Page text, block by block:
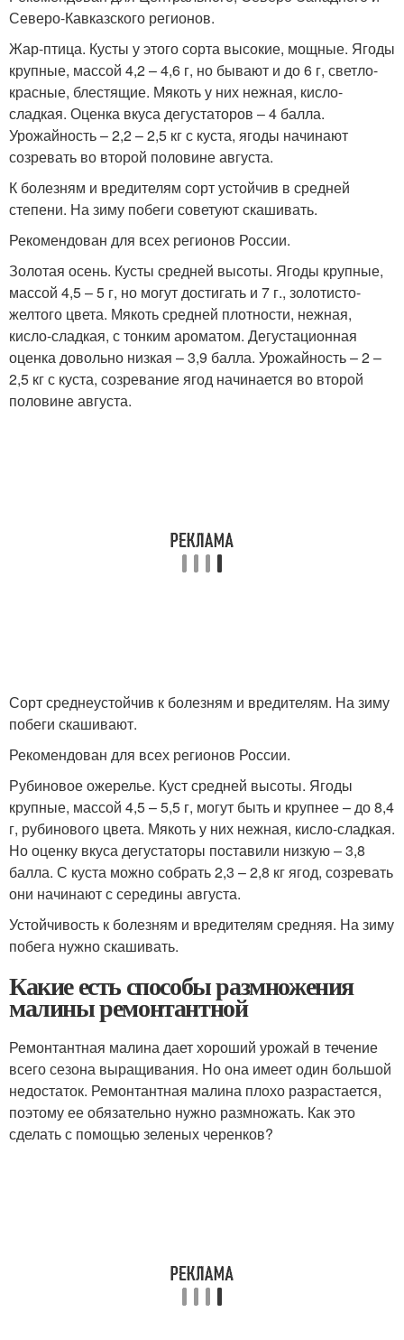
Северо-Кавказского регионов.
Жар-птица. Кусты у этого сорта высокие, мощные. Ягоды
крупные, массой 4,2 – 4,6 г, но бывают и до 6 г, светло-
красные, блестящие. Мякоть у них нежная, кисло-
сладкая. Оценка вкуса дегустаторов – 4 балла.
Урожайность – 2,2 – 2,5 кг с куста, ягоды начинают
созревать во второй половине августа.
К болезням и вредителям сорт устойчив в средней
степени. На зиму побеги советуют скашивать.
Рекомендован для всех регионов России.
Золотая осень. Кусты средней высоты. Ягоды крупные,
массой 4,5 – 5 г, но могут достигать и 7 г., золотисто-
желтого цвета. Мякоть средней плотности, нежная,
кисло-сладкая, с тонким ароматом. Дегустационная
оценка довольно низкая – 3,9 балла. Урожайность – 2 –
2,5 кг с куста, созревание ягод начинается во второй
половине августа.
Сорт среднеустойчив к болезням и вредителям. На зиму
побеги скашивают.
Рекомендован для всех регионов России.
Рубиновое ожерелье. Куст средней высоты. Ягоды
крупные, массой 4,5 – 5,5 г, могут быть и крупнее – до 8,4
г, рубинового цвета. Мякоть у них нежная, кисло-сладкая.
Но оценку вкуса дегустаторы поставили низкую – 3,8
балла. С куста можно собрать 2,3 – 2,8 кг ягод, созревать
они начинают с середины августа.
Устойчивость к болезням и вредителям средняя. На зиму
побега нужно скашивать.
Какие есть способы размножения
малины ремонтантной
Ремонтантная малина дает хороший урожай в течение
всего сезона выращивания. Но она имеет один большой
недостаток. Ремонтантная малина плохо разрастается,
поэтому ее обязательно нужно размножать. Как это
сделать с помощью зеленых черенков?